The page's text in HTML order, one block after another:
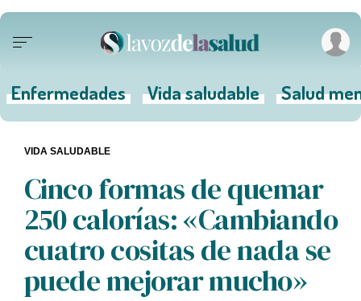
Enfermedades Vida saludable Salud
Cinco formas de quemar
250 calorías: «Cambiando
cuatro cositas de nada se
puede mejorar mucho»
VIDA SALUDABLE